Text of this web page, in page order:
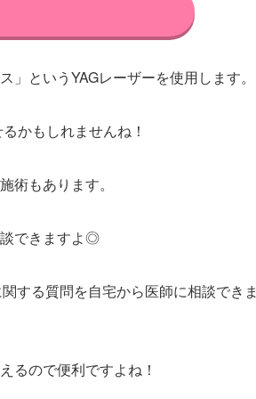
というYAGレーザーを使用します。
かもしれませんね！
術もあります。
できますよ◎
する質問を自宅から医師に相談できま
るので便利ですよね！